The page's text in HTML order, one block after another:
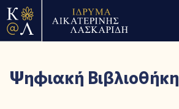
Ψηφιακή Βιβλιοθήκη